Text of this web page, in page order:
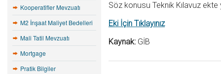
Kooperatifler Mevzuatı
M2 İnşaat Maliyet Bedelleri
Mali Tatil Mevzuatı
Mortgage
Pratik Bilgiler
Söz konusu Teknik Kılavuz ekte
Eki İçin Tıklayınız
Kaynak: GİB